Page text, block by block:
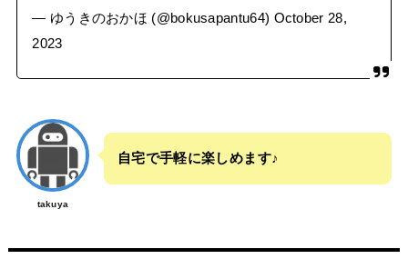
— ゆうきのおかほ (@bokusapantu64) October 28,
2023
takuya
自宅で手軽に楽しめます♪